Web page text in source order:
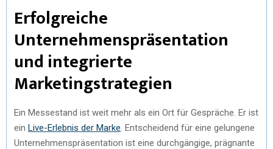
Erfolgreiche
Unternehmenspräsentation
und integrierte
Marketingstrategien
Ein Messestand ist weit mehr als ein Ort für Gespräche. Er ist
ein Live-Erlebnis der Marke . Entscheidend für eine gelungene
Unternehmenspräsentation ist eine durchgängige, prägnante